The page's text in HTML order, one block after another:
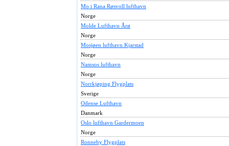
Mo i Rana Røsvoll lufthavn
Norge
Molde Lufthavn Årø
Norge
Mosjøen lufthavn Kjarstad
Norge
Namsos lufthavn
Norge
Norrkjøping Flygplats
Sverige
Odense Lufthavn
Danmark
Oslo lufthavn Gardermoen
Norge
Ronneby Flygplats